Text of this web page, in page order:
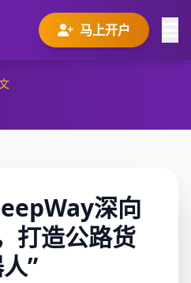
马上开户
深向
打造公路货
”